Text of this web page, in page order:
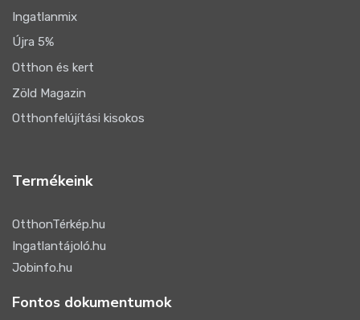
Ingatlanmix
Újra 5%
Otthon és kert
Zöld Magazin
Otthonfelújítási kisokos
Termékeink
OtthonTérkép.hu
Ingatlantájoló.hu
Jobinfo.hu
Fontos dokumentumok